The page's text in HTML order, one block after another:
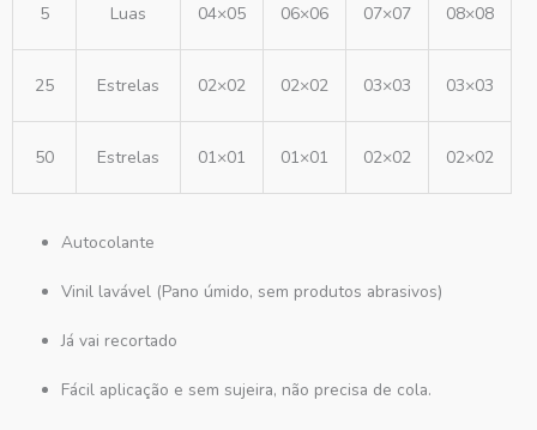
5 Luas 04×05 06×06 07×07 08×08
25 Estrelas 02×02 02×02 03×03 03×03
50 Estrelas 01×01 01×01 02×02 02×02
Autocolante
Vinil lavável (Pano úmido, sem produtos abrasivos)
Já vai recortado
Fácil aplicação e sem sujeira, não precisa de cola.